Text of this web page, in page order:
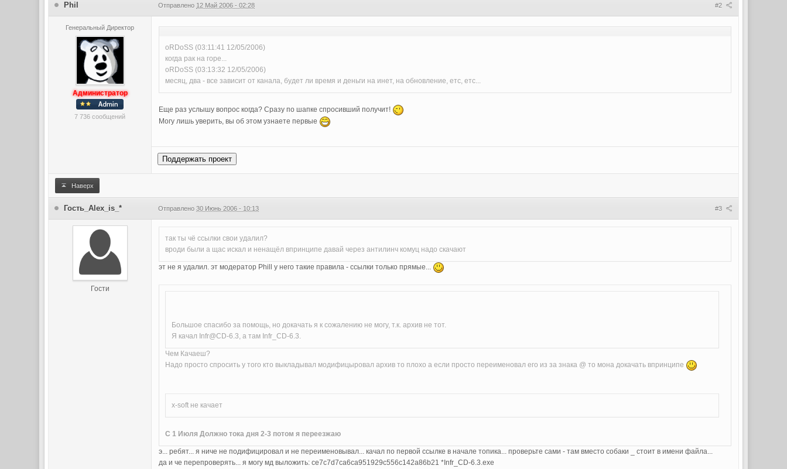
#2
Phil Отправлено 12 Май 2006 - 02:28
Генеральный Директор
Администратор
7 736 сообщений
oRDoSS (03:11:41 12/05/2006)
когда рак на горе...
oRDoSS (03:13:32 12/05/2006)
месяц, два - все зависит от канала, будет ли время и деньги на инет, на обновление, етс, етс...
Еще раз услышу вопрос когда? Сразу по шапке спросивший получит!
Могу лишь уверить, вы об этом узнаете первые
Поддержать проект
Наверх
#3
Гость_Alex_is_* Отправлено30 Июнь 2006 - 10:13
Гости
так ты чё ссылки свои удалил?
вроди были а щас искал и ненащёл впринципе давай через антилинч комуц надо скачают
эт не я удалил. эт модератор Phill у него такие правила - ссылки только прямые...
Большое спасибо за помощь, но докачать я к сожалению не могу, т.к. архив не тот.
Я качал Infr@CD-6.3, а там Infr_CD-6.3.
Чем Качаеш?
Надо просто спросить у того кто выкладывал модифицыровал архив то плохо а если просто переименовал его из за знака @ то мона докачать впринципе
x-soft не качает
C 1 Июля Должно тока дня 2-3 потом я переезжаю
э... ребят... я ниче не подифицировал и не переименовывал... качал по первой ссылке в начале топика... проверьте сами - там вместо собаки _ стоит в имени файла...
да и че перепроверять... я могу мд выложить: ce7c7d7ca6ca951929c556c142a86b21 *Infr_CD-6.3.exe